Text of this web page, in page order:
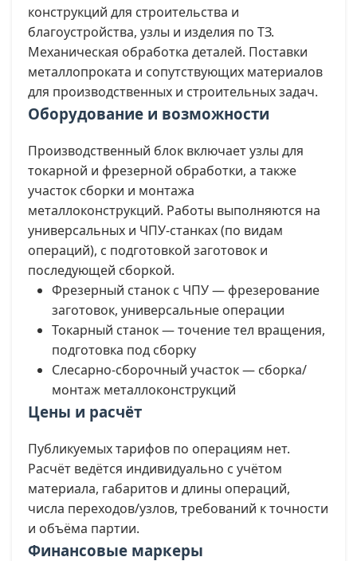
конструкций для строительства и
благоустройства, узлы и изделия по ТЗ.
Механическая обработка деталей. Поставки
металлопроката и сопутствующих материалов
для производственных и строительных задач.
Оборудование и возможности
Производственный блок включает узлы для
токарной и фрезерной обработки, а также
участок сборки и монтажа
металлоконструкций. Работы выполняются на
универсальных и ЧПУ-станках (по видам
операций), с подготовкой заготовок и
последующей сборкой.
Фрезерный станок с ЧПУ — фрезерование
заготовок, универсальные операции
Токарный станок — точение тел вращения,
подготовка под сборку
Слесарно-сборочный участок — сборка/
монтаж металлоконструкций
Цены и расчёт
Публикуемых тарифов по операциям нет.
Расчёт ведётся индивидуально с учётом
материала, габаритов и длины операций,
числа переходов/узлов, требований к точности
и объёма партии.
Финансовые маркеры